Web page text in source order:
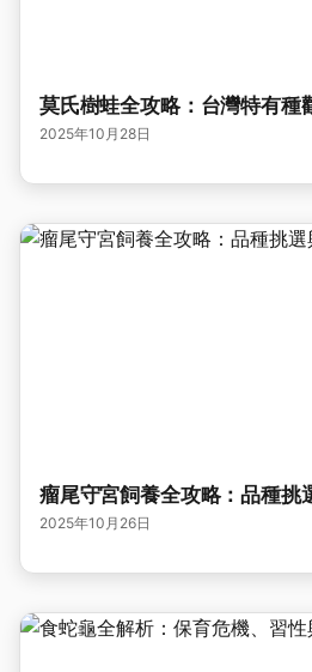
莫氏樹蛙全攻略：台灣特有種
2025年10月28日
瘤尾守宮飼養全攻略：品種挑
2025年10月26日